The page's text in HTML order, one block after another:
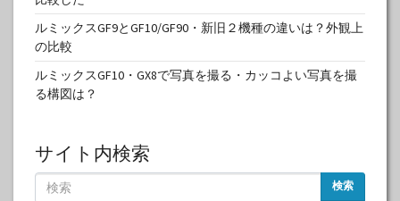
ルミックスGF9とGF10/GF90・新旧２機種の違いは？外観上
の比較
ルミックスGF10・GX8で写真を撮る・カッコよい写真を撮
る構図は？
サイト内検索
検索